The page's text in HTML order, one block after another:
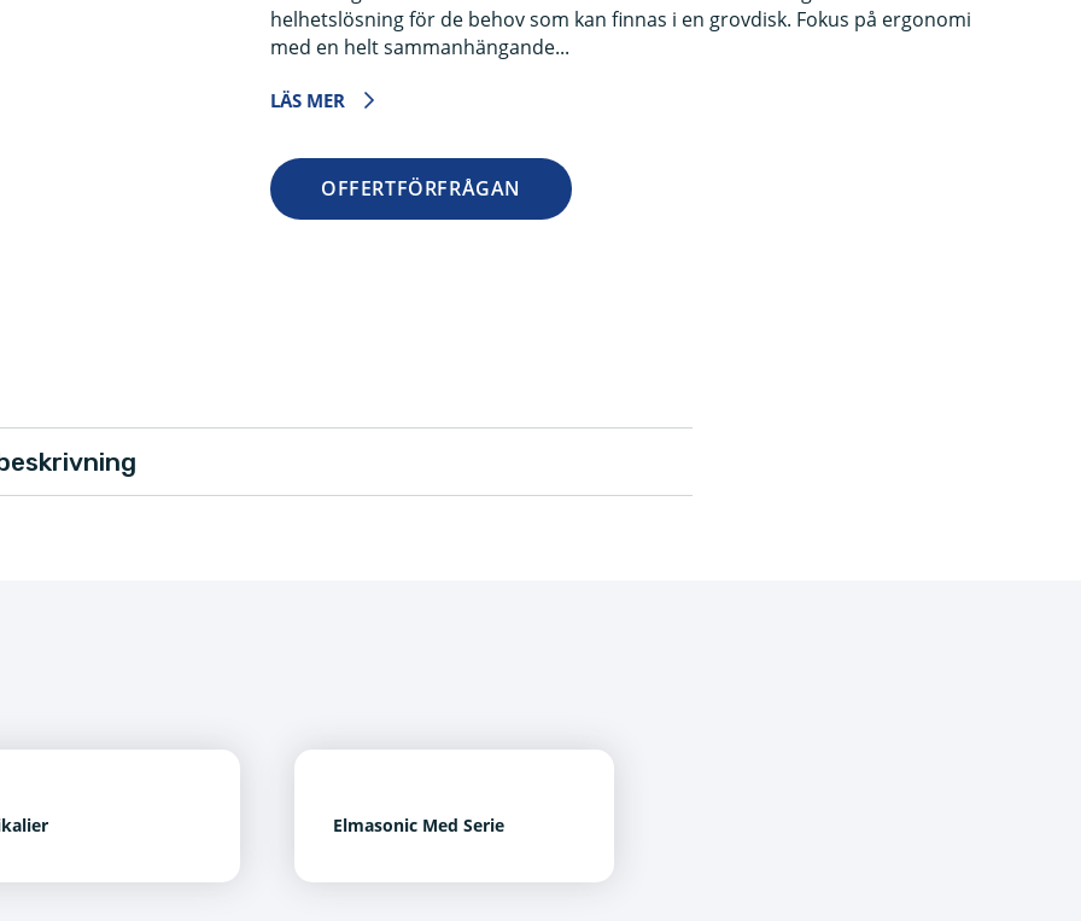
helhetslösning för de behov som kan finnas i en grovdisk. Fokus på ergonomi
med en helt sammanhängande...
LÄS MER
OFFERTFÖRFRÅGAN
Elmasonic Med Serie